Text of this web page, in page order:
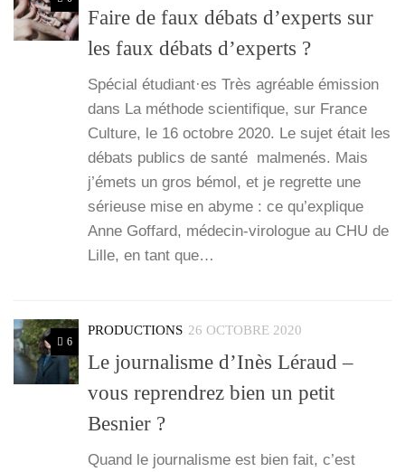
Faire de faux débats d’experts sur
les faux débats d’experts ?
Spé­cial étudiant·es Très agréable émis­sion
dans La méthode scien­ti­fique, sur France
Culture, le 16 octobre 2020. Le sujet était les
débats publics de san­té mal­me­nés. Mais
j’é­mets un gros bémol, et je regrette une
sérieuse mise en abyme : ce qu’ex­plique
Anne Gof­fard, méde­­cin-viro­­logue au CHU de
Lille, en tant que…
6
PRODUCTIONS 26 OCTOBRE 2020
Le journalisme d’Inès Léraud –
vous reprendrez bien un petit
Besnier ?
Quand le jour­na­lisme est bien fait, c’est